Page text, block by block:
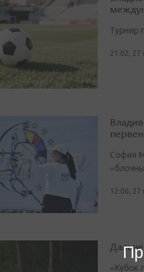
Турнир
21:02, 27
София
12:06,
«Кубок